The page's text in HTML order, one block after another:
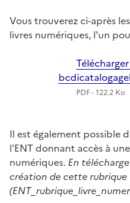
Vous trouverez ci-après
livres numériques, l'un
PDF - 122.2 Ko
Il est également possible
l'ENT donnant accès à
numériques. En
création de cette rubrique